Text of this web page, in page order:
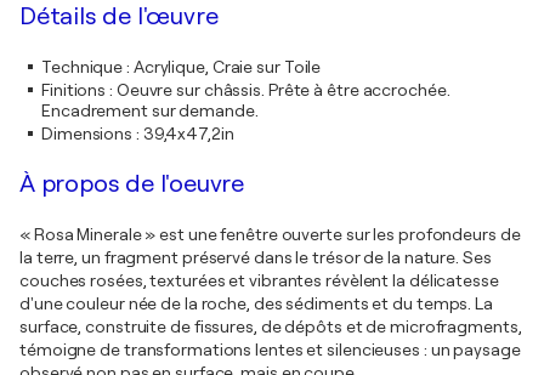
Détails de l'œuvre
Technique: Acrylique, Craie sur Toile
Finitions : Oeuvre sur châssis. Prête à être accrochée.
Encadrement sur demande.
Dimensions : 39,4x47,2in
À propos de l'oeuvre
« Rosa Minerale » est une fenêtre ouverte sur les profondeurs de
la terre, un fragment préservé dans le trésor de la nature. Ses
couches rosées, texturées et vibrantes révèlent la délicatesse
d'une couleur née de la roche, des sédiments et du temps. La
surface, construite de fissures, de dépôts et de microfragments,
témoigne de transformations lentes et silencieuses : un paysage